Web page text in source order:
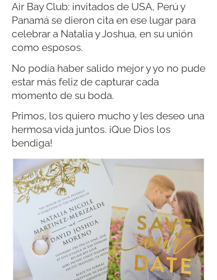
Air Bay Club: invitados de USA, Perú y
Panamá se dieron cita en ese lugar para
celebrar a Natalia y Joshua, en su unión
como esposos.
No podía haber salido mejor y yo no pude
estar más feliz de capturar cada
momento de su boda.
Primos, los quiero mucho y les deseo una
hermosa vida juntos. ¡Que Dios los
bendiga!